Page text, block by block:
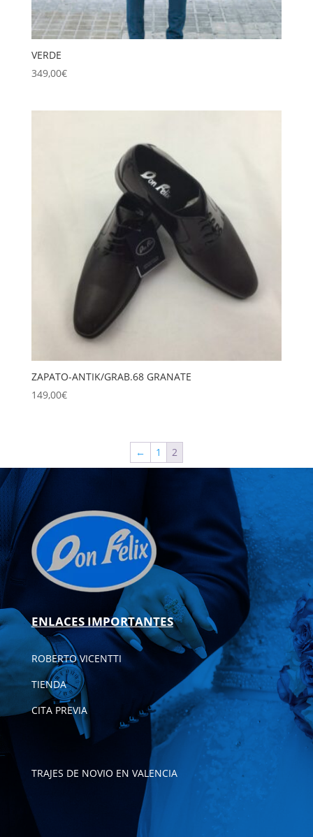
VERDE
349,00€
ZAPATO-ANTIK/GRAB.68 GRANATE
149,00€
← 1 2
ENLACES IMPORTANTES
ROBERTO VICENTTI
TIENDA
CITA PREVIA
TRAJES DE NOVIO EN VALENCIA